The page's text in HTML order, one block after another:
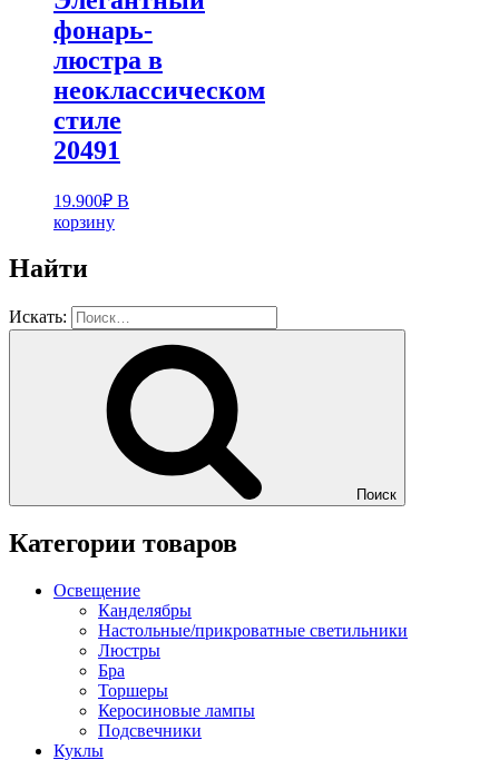
фонарь-
люстра в
неоклассическом
стиле
20491
19.900₽ В
корзину
Найти
Искать:
Поиск
Категории товаров
Освещение
Канделябры
Настольные/прикроватные светильники
Люстры
Бра
Торшеры
Керосиновые лампы
Подсвечники
Куклы